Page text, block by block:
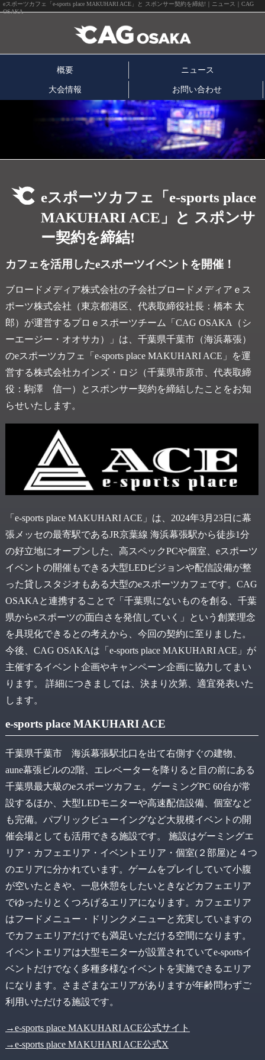
eスポーツカフェ「e-sports place MAKUHARI ACE」と スポンサー契約を締結!｜ニュース｜CAG
OSAKA
概要 ニュース
大会情報 お問い合わせ
eスポーツカフェ「e-sports place
MAKUHARI ACE」と スポンサ
ー契約を締結!
カフェを活用したeスポーツイベントを開催！
ブロードメディア株式会社の子会社ブロードメディアｅス
ポーツ株式会社（東京都港区、代表取締役社長：橋本 太
郎）が運営するプロｅスポーツチーム「CAG OSAKA（シ
ーエージー・オオサカ）」は、千葉県千葉市（海浜幕張）
のeスポーツカフェ「e-sports place MAKUHARI ACE」を運
営する株式会社カインズ・ロジ（千葉県市原市、代表取締
役：駒澤 信一）とスポンサー契約を締結したことをお知
らせいたします。
「e-sports place MAKUHARI ACE」は、2024年3月23日に幕
張メッセの最寄駅であるJR京葉線 海浜幕張駅から徒歩1分
の好立地にオープンした、高スペックPCや個室、eスポーツ
イベントの開催もできる大型LEDビジョンや配信設備が整
った貸しスタジオもある大型のeスポーツカフェです。CAG
OSAKAと連携することで「千葉県にないものを創る、千葉
県からeスポーツの面白さを発信していく」という創業理念
を具現化できるとの考えから、今回の契約に至りました。
今後、CAG OSAKAは「e-sports place MAKUHARI ACE」が
主催するイベント企画やキャンペーン企画に協力してまい
ります。 詳細につきましては、決まり次第、適宜発表いた
します。
e-sports place MAKUHARI ACE
千葉県千葉市 海浜幕張駅北口を出て右側すぐの建物、
aune幕張ビルの2階、エレベーターを降りると目の前にある
千葉県最大級のeスポーツカフェ。ゲーミングPC 60台が常
設するほか、大型LEDモニターや高速配信設備、個室など
も完備。パブリックビューイングなど大規模イベントの開
催会場としても活用できる施設です。 施設はゲーミングエ
リア・カフェエリア・イベントエリア・個室(２部屋)と４つ
のエリアに分かれています。ゲームをプレイしていて小腹
が空いたときや、一息休憩をしたいときなどカフェエリア
でゆったりとくつろげるエリアになります。カフェエリア
はフードメニュー・ドリンクメニューと充実していますの
でカフェエリアだけでも満足いただける空間になります。
イベントエリアは大型モニターが設置されていてe-sportsイ
ベントだけでなく多種多様なイベントを実施できるエリア
になります。さまざまなエリアがありますが年齢問わずご
利用いただける施設です。
→e-sports place MAKUHARI ACE公式サイト
→e-sports place MAKUHARI ACE公式X